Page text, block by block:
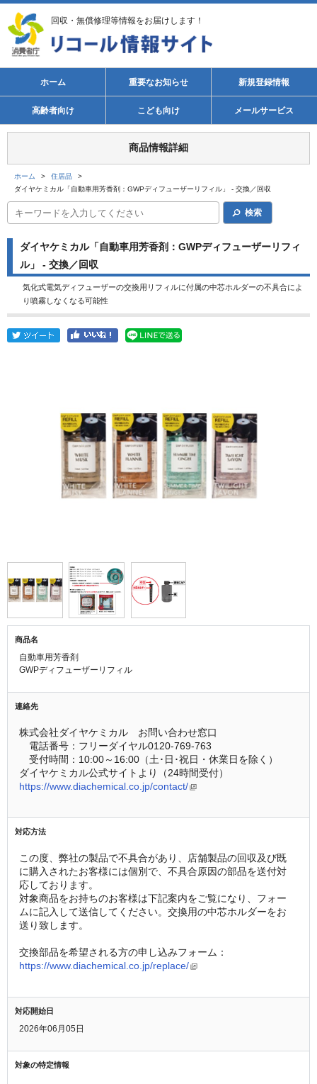
回収・無償修理等情報をお届けします！
ホーム 重要なお知らせ 新規登録情報
高齢者向け こども向け メールサービス
商品情報詳細
ホーム > 住居品
>
ダイヤケミカル「自動車用芳香剤：GWPディフューザーリフィル」 - 交換／回収
検索
ダイヤケミカル「自動車用芳香剤：GWPディフューザーリフィ
ル」 - 交換／回収
気化式電気ディフューザーの交換用リフィルに付属の中芯ホルダーの不具合によ
り噴霧しなくなる可能性
商品名
自動車用芳香剤
GWPディフューザーリフィル
連絡先
株式会社ダイヤケミカル　お問い合わせ窓口
電話番号：フリーダイヤル0120-769-763
受付時間：10:00～16:00（土･日･祝日・休業日を除く）
ダイヤケミカル公式サイトより（24時間受付）
https://www.diachemical.co.jp/contact/
対応方法
この度、弊社の製品で不具合があり、店舗製品の回収及び既
に購入されたお客様には個別で、不具合原因の部品を送付対
応しております。
対象商品をお持ちのお客様は下記案内をご覧になり、フォー
ムに記入して送信してください。交換用の中芯ホルダーをお
送り致します。
交換部品を希望される方の申し込みフォーム：
https://www.diachemical.co.jp/replace/
対応開始日
2026年06月05日
対象の特定情報